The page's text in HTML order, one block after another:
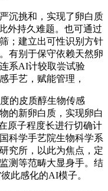
挑和，实现了卵白质
外持久难题。也可通过
；建立出可性识别方针
有别于保守依赖天然卵
系AI计较取尝试验
手艺，赋能管理，
的皮质醇生物传感
的新卵白质，实现卵白
原子程度长进行切确计
科学手艺院生物科学系
究所，以此为焦点，定
测等范畴大显身手。结
此感化的AI模子。